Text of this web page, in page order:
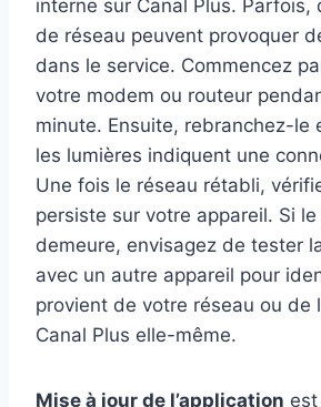
interne sur Canal Plus. Parfois,
de réseau peuvent provoquer
dans le service. Commencez
votre modem ou routeur
minute. Ensuite, rebranchez-le
les lumières indiquent une
Une fois le réseau rétabli,
persiste sur votre appareil. Si
demeure, envisagez de tester
avec un autre appareil pour
provient de votre réseau ou de
Canal Plus elle-même.
Mise à jour de l’application